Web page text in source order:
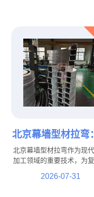
北京幕墙型材拉弯
升建筑造型与结构
的重要加工工艺
北京幕墙型材拉弯作为现
加工领域的重要技术，为复
建筑到公共设施，从高端住
2026-07-31